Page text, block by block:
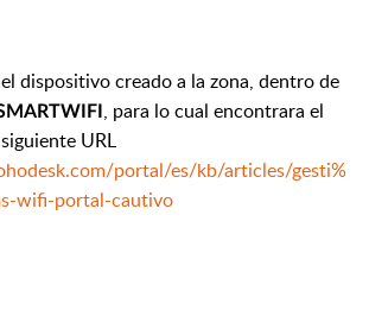
dispositivo creado a la zona, dentro de
, para lo cual encontrara el
URL
portal/es/kb/articles/gesti%
wifi-portal-cautivo